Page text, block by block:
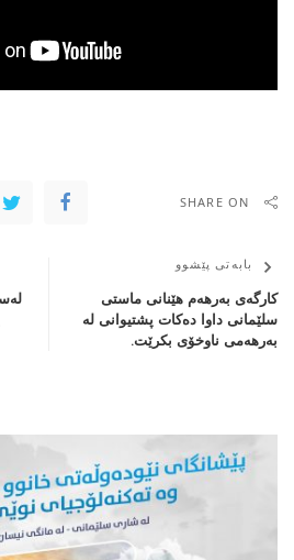
SHARE ON
بابەتی پێشوو
کارگەی بەرهەم هێنانی ماستی
سلێمانی داوا دەکات پشتیوانی لە
بەرهەمی ناوخۆی بکرێت.